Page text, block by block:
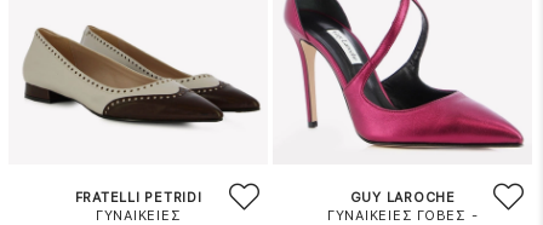
FRATELLI PETRIDI
ΓΥΝΑΙΚΕΙΕΣ
GUY LAROCHE
ΓΥΝΑΙΚΕΙΕΣ ΓΟΒΕΣ -